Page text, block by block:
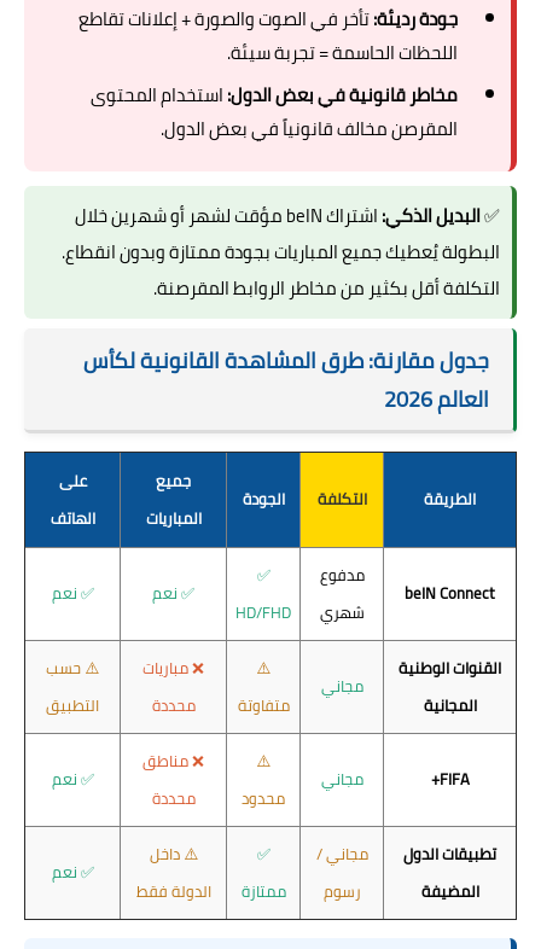
جودة رديئة:تأخر في الصوت والصورة + إعلانات تقاطع
اللحظات الحاسمة = تجربة سيئة.
مخاطر قانونية في بعض الدول:استخدام المحتوى
المقرصن مخالف قانونياً في بعض الدول.
✅البديل الذكي:
اشتراك beIN مؤقت لشهر أو شهرين خلال
البطولة يُعطيك جميع المباريات بجودة ممتازة وبدون انقطاع.
التكلفة أقل بكثير من مخاطر الروابط المقرصنة.
جدول مقارنة: طرق المشاهدة القانونية لكأس
العالم 2026
الطريقة التكلفة الجودة
جميع
المباريات
على
الهاتف
beIN Connect
مدفوع
شهري
✅
HD/FHD
✅ نعم ✅ نعم
القنوات الوطنية
المجانية
مجاني
⚠️
متفاوتة
❌ مباريات
محددة
⚠️ حسب
التطبيق
FIFA+ مجاني
⚠️
محدود
❌ مناطق
محددة
✅ نعم
تطبيقات الدول
المضيفة
مجاني /
رسوم
✅
ممتازة
⚠️ داخل
الدولة فقط
✅ نعم